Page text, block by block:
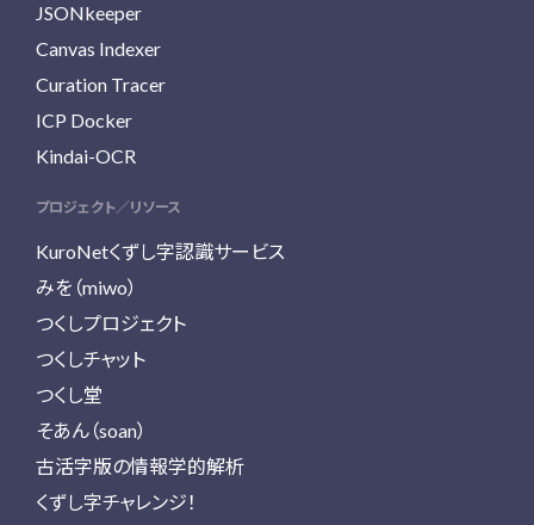
JSONkeeper
Canvas Indexer
Curation Tracer
ICP Docker
Kindai-OCR
プロジェクト／リソース
KuroNetくずし字認識サービス
みを（miwo）
つくしプロジェクト
つくしチャット
つくし堂
そあん（soan）
古活字版の情報学的解析
くずし字チャレンジ！